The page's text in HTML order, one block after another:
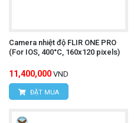
Camera nhiệt độ FLIR ONE PRO
(For IOS, 400°C, 160x120 pixels)
11,400,000 VND
ĐẶT MUA